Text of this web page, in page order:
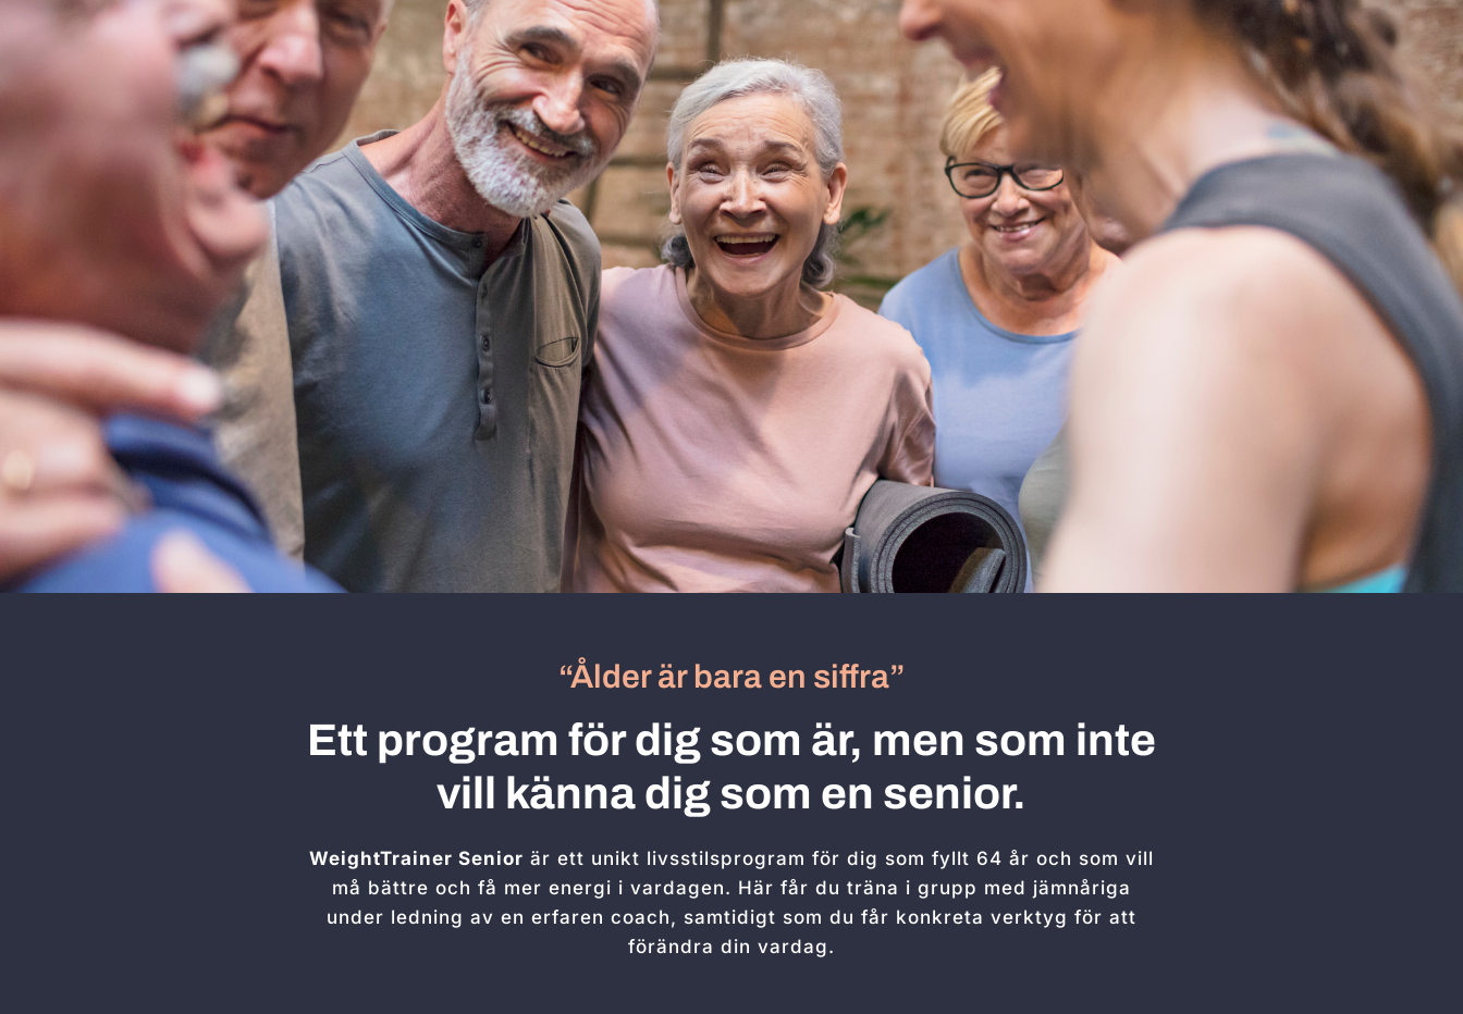
“Ålder är bara en siffra”
Ett program för dig som är, men som inte
vill känna dig som en senior.
WeightTrainer Senior är ett unikt livsstilsprogram för dig som fyllt 64 år och som vill
må bättre och få mer energi i vardagen. Här får du träna i grupp med jämnåriga
under ledning av en erfaren coach, samtidigt som du får konkreta verktyg för att
förändra din vardag.